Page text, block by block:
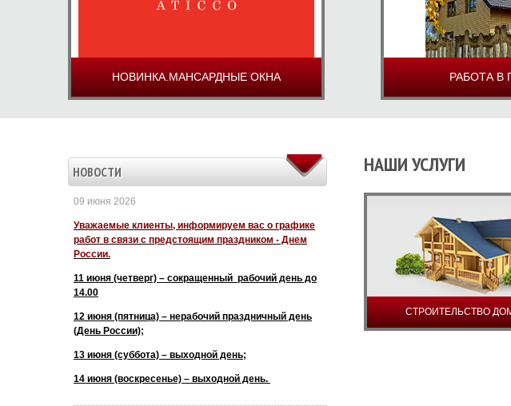
НОВИНКА.МАНСАРДНЫЕ ОКНА РАБОТА В
НОВОСТИ
09 июня 2026
Уважаемые клиенты, информируем вас о графике
работ в связи с предстоящим праздником - Днем
России.
11 июня (четверг) – сокращенный рабочий день до
14.00
12 июня (пятница) – нерабочий праздничный день
(День России);
13 июня (суббота) – выходной день;
14 июня (воскресенье) – выходной день.
НАШИ УСЛУГИ
СТРОИТЕЛЬСТВО